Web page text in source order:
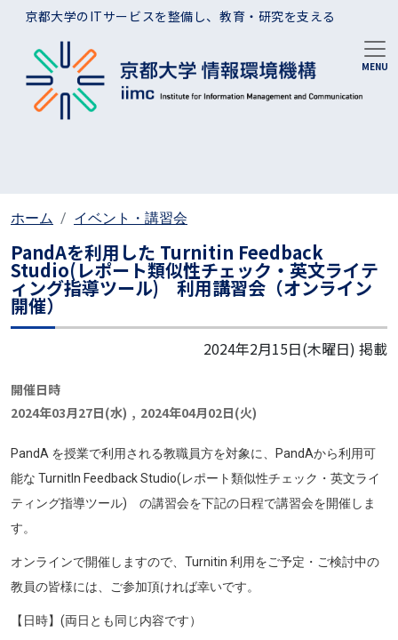
メインコンテンツに移動
京都大学のITサービスを整備し、教育・研究を支える
ホーム イベント・講習会
PandAを利用した Turnitin Feedback
Studio(レポート類似性チェック・英文ライテ
ィング指導ツール) 利用講習会（オンライン
開催）
2024年2月15日(木曜日) 掲載
開催日時
2024年03月27日(水) , 2024年04月02日(火)
PandA を授業で利用される教職員方を対象に、PandAから利用可
能な TurnitIn Feedback Studio(レポート類似性チェック・英文ライ
ティング指導ツール) の講習会を下記の日程で講習会を開催しま
す。
オンラインで開催しますので、Turnitin 利用をご予定・ご検討中の
教員の皆様には、ご参加頂ければ幸いです。
【日時】(両日とも同じ内容です）